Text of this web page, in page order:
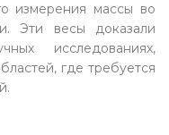
измерения массы во
Эти весы доказали
исследованиях,
где требуется